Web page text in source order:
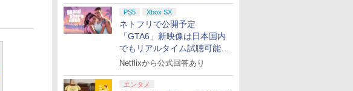
全Tシャツラインナップ公開
＆オンライン販売開始
PS5 Xbox SX
ネトフリで公開予定
「GTA6」新映像は日本国内
でもリアルタイム試聴可能。
しかも日本語字幕付き
Netflixから公式回答あり
エンタメ